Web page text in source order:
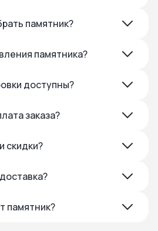
памятник?
памятника?
доступны?
заказа?
скидки?
памятник?